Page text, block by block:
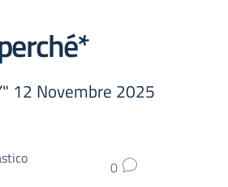
12 Novembre 2025
0